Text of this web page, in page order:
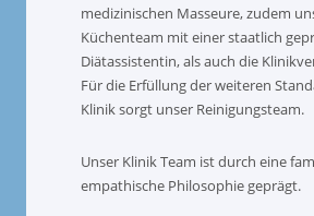
medizinischen Masseure, zudem
Küchenteam mit einer staatlich
Diätassistentin, als auch die
Für die Erfüllung der weiteren
Klinik sorgt unser Reinigungsteam.
Unser Klinik Team ist durch eine
empathische Philosophie geprägt.